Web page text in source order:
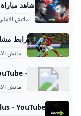
ماتش
ماتش
ماتش